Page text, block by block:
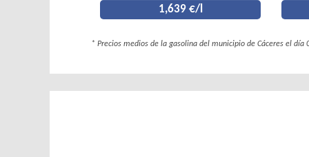
1,639 €/l
* Precios medios de la gasolina del municipio de Cáceres el día